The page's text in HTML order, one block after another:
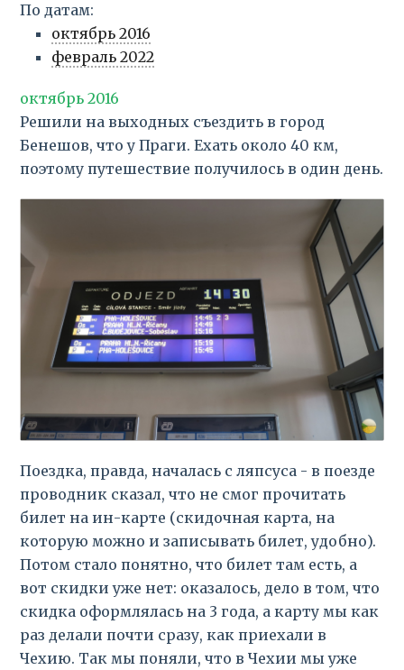
По датам:
октябрь 2016
февраль 2022
октябрь 2016
Решили на выходных съездить в город
Бенешов, что у Праги. Ехать около 40 км,
поэтому путешествие получилось в один день.
Поездка, правда, началась с ляпсуса - в поезде
проводник сказал, что не смог прочитать
билет на ин-карте (скидочная карта, на
которую можно и записывать билет, удобно).
Потом стало понятно, что билет там есть, а
вот скидки уже нет: оказалось, дело в том, что
скидка оформлялась на 3 года, а карту мы как
раз делали почти сразу, как приехали в
Чехию. Так мы поняли, что в Чехии мы уже